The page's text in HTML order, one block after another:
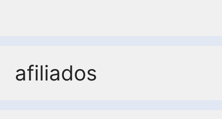
afiliados